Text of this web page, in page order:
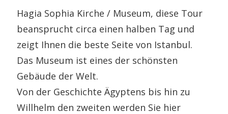
Hagia Sophia Kirche / Museum, diese Tour
beansprucht circa einen halben Tag und
zeigt Ihnen die beste Seite von Istanbul.
Das Museum ist eines der schönsten
Gebäude der Welt.
Von der Geschichte Ägyptens bis hin zu
Willhelm den zweiten werden Sie hier